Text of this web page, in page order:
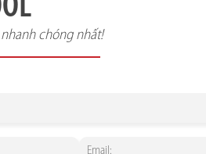
chóng nhất!